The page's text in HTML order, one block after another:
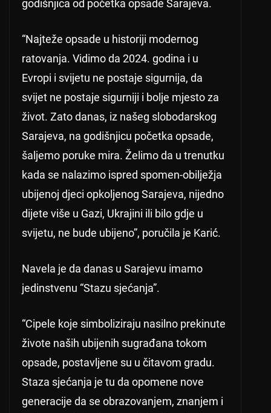
godišnjica od početka opsade Sarajeva.
“Najteže opsade u historiji modernog
ratovanja. Vidimo da 2024. godina i u
Evropi i svijetu ne postaje sigurnija, da
svijet ne postaje sigurniji i bolje mjesto za
život. Zato danas, iz našeg slobodarskog
Sarajeva, na godišnjicu početka opsade,
šaljemo poruke mira. Želimo da u trenutku
kada se nalazimo ispred spomen-obilježja
ubijenoj djeci opkoljenog Sarajeva, nijedno
dijete više u Gazi, Ukrajini ili bilo gdje u
svijetu, ne bude ubijeno”, poručila je Karić.
Navela je da danas u Sarajevu imamo
jedinstvenu “Stazu sjećanja”.
“Cipele koje simboliziraju nasilno prekinute
živote naših ubijenih sugrađana tokom
opsade, postavljene su u čitavom gradu.
Staza sjećanja je tu da opomene nove
generacije da se obrazovanjem, znanjem i